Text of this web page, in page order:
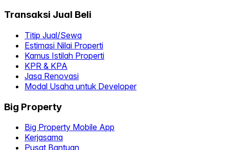
Transaksi Jual Beli
Titip Jual/Sewa
Estimasi Nilai Properti
Kamus Istilah Properti
KPR & KPA
Jasa Renovasi
Modal Usaha untuk Developer
Big Property
Big Property Mobile App
Kerjasama
Pusat Bantuan